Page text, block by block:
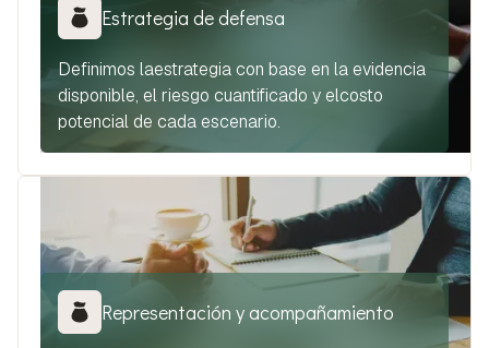
Estrategia de defensa
Definimos laestrategia con base en la evidencia
disponible, el riesgo cuantificado y elcosto
potencial de cada escenario.
Representación y acompañamiento